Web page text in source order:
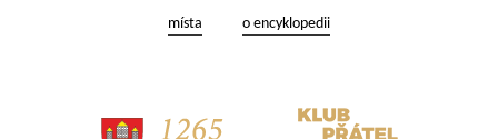
místa o encyklopedii